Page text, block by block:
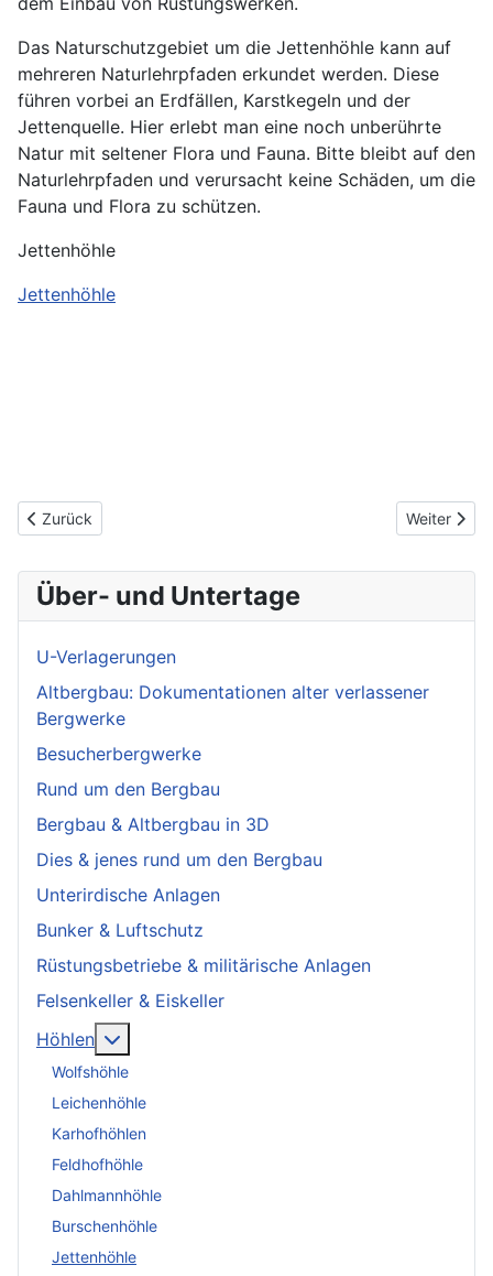
Das Naturschutzgebiet um die Jettenhöhle kann auf
mehreren Naturlehrpfaden erkundet werden. Diese
führen vorbei an Erdfällen, Karstkegeln und der
Jettenquelle. Hier erlebt man eine noch unberührte
Natur mit seltener Flora und Fauna. Bitte bleibt auf den
Naturlehrpfaden und verursacht keine Schäden, um die
Fauna und Flora zu schützen.
Jettenhöhle
Jettenhöhle
Vorheriger Beitrag: Tunnelhöhle
Zurück Nächster
Weiter
Über- und Untertage
U-Verlagerungen
Altbergbau: Dokumentationen alter verlassener
Bergwerke
Besucherbergwerke
Rund um den Bergbau
Bergbau & Altbergbau in 3D
Dies & jenes rund um den Bergbau
Unterirdische Anlagen
Bunker & Luftschutz
Rüstungsbetriebe & militärische Anlagen
Felsenkeller & Eiskeller
Höhlen
Wolfshöhle
Leichenhöhle
Karhofhöhlen
Feldhofhöhle
Dahlmannhöhle
Burschenhöhle
Jettenhöhle